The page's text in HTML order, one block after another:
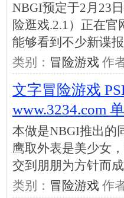
NBGI预定于2月23
险逛戏.2.1）正在
能够看到不少新谍
类别： 冒险游戏 作
文字冒险游戏
www.3234.com
本做是NBGI推出的
鹰取外表是美少女
交到朋朋为方针而
类别： 冒险游戏 作